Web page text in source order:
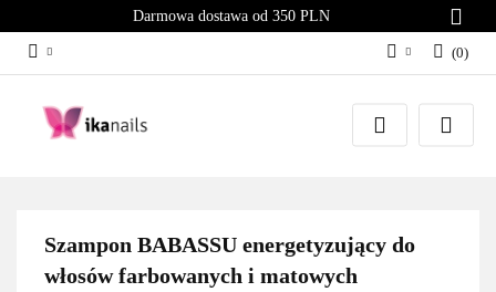
Darmowa dostawa od 350 PLN
Zaloguj się
Załóż konto
(0)
Szampon BABASSU energetyzujący do
włosów farbowanych i matowych